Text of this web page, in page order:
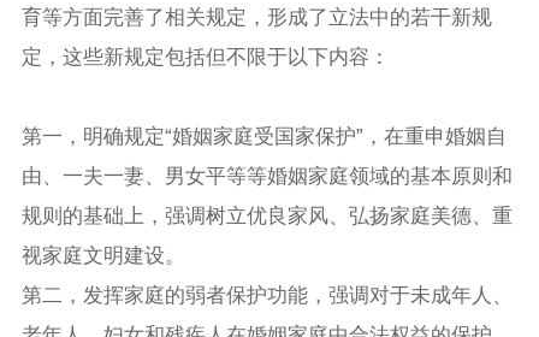
育等方面完善了相关规定，形成了立法中的若干新规
定，这些新规定包括但不限于以下内容：
第一，明确规定“婚姻家庭受国家保护”，在重申婚姻自
由、一夫一妻、男女平等等婚姻家庭领域的基本原则和
规则的基础上，强调树立优良家风、弘扬家庭美德、重
视家庭文明建设。
第二，发挥家庭的弱者保护功能，强调对于未成年人、